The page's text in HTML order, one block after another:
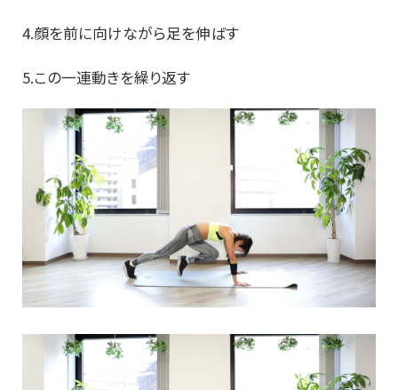
4.顔を前に向けながら足を伸ばす
5.この一連動きを繰り返す